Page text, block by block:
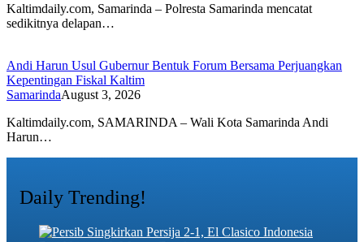
Kaltimdaily.com, Samarinda – Polresta Samarinda mencatat
sedikitnya delapan…
Andi Harun Usul Gubernur Bentuk Forum Bersama Perjuangkan
Kepentingan Fiskal Kaltim
SamarindaAugust 3, 2026
Kaltimdaily.com, SAMARINDA – Wali Kota Samarinda Andi
Harun…
Daily Trending!